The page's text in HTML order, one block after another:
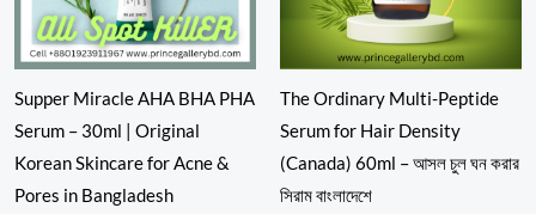
Supper Miracle AHA BHA PHA
Serum – 30ml | Original
Korean Skincare for Acne &
Pores in Bangladesh
The Ordinary Multi-Peptide
Serum for Hair Density
(Canada) 60ml – আসল চুল ঘন করার
সিরাম বাংলাদেশে